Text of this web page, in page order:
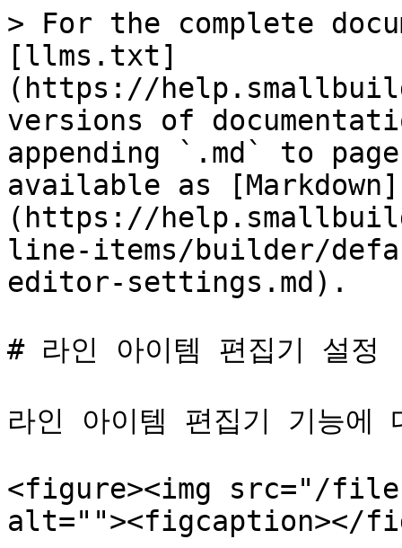
> For the complete
[llms.txt]
(https://
versions of
appending `.md` to
available as [Markdown]
(https://
line-items/builder/
editor-settings.md).
# 라인 아이템 편집기 설정
라인 아이템 편집기 기능에
<figure><img src="/files/
alt=""><figcaption></